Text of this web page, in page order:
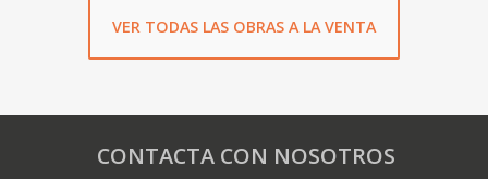
VER TODAS LAS OBRAS A LA VENTA
CONTACTA CON NOSOTROS